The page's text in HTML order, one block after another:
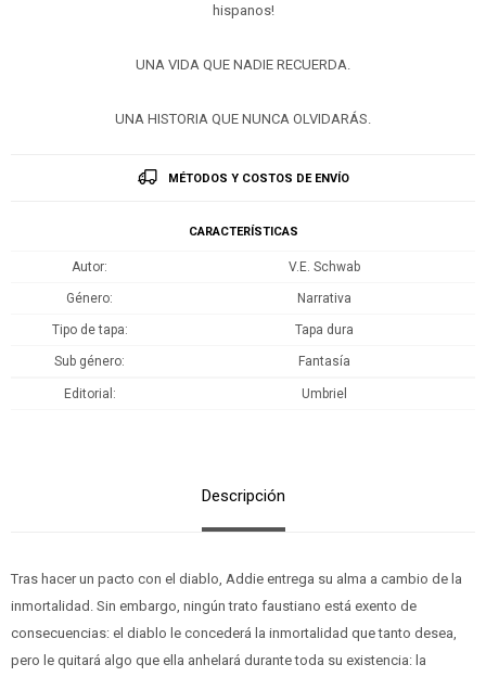
hispanos!
UNA VIDA QUE NADIE RECUERDA.
UNA HISTORIA QUE NUNCA OLVIDARÁS.
MÉTODOS Y COSTOS DE ENVÍO
CARACTERÍSTICAS
Autor V.E. Schwab
Género Narrativa
Tipo de tapa Tapa dura
Sub género Fantasía
Editorial Umbriel
Descripción
Tras hacer un pacto con el diablo, Addie entrega su alma a cambio de la
inmortalidad. Sin embargo, ningún trato faustiano está exento de
consecuencias: el diablo le concederá la inmortalidad que tanto desea,
pero le quitará algo que ella anhelará durante toda su existencia: la